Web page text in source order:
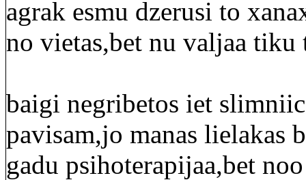
agrak esmu dzerusi to
no vietas,bet nu valjaa
baigi negribetos iet
pavisam,jo manas lielakas
gadu psihoterapijaa,bet